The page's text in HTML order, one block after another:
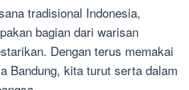
tradisional Indonesia,
bagian dari warisan
Dengan terus memakai
Bandung, kita turut serta dalam